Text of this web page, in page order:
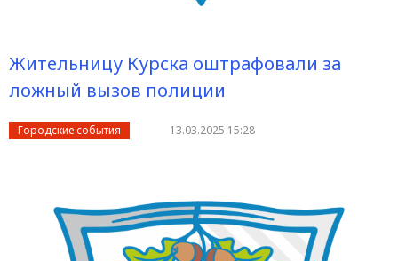
Жительницу Курска оштрафовали за
ложный вызов полиции
Городские события 13.03.2025 15:28